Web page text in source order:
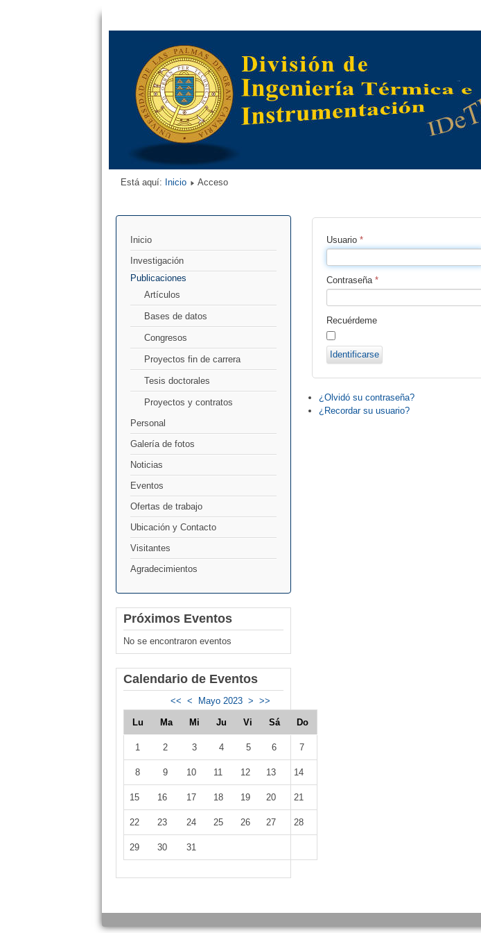
Está aquí: Inicio Acceso
Inicio
Investigación
Publicaciones
Artículos
Bases de datos
Congresos
Proyectos fin de carrera
Tesis doctorales
Proyectos y contratos
Personal
Galería de fotos
Noticias
Eventos
Ofertas de trabajo
Ubicación y Contacto
Visitantes
Agradecimientos
Próximos Eventos
No se encontraron eventos
Calendario de Eventos
<< < Mayo 2023 > >>
Lu Ma Mi Ju Vi Sá Do
1 2 3 4 5 6 7
8 9 10 11 12 13 14
15 16 17 18 19 20 21
22 23 24 25 26 27 28
29 30 31
Usuario*
Contraseña*
Recuérdeme
Identificarse
¿Olvidó su contraseña?
¿Recordar su usuario?